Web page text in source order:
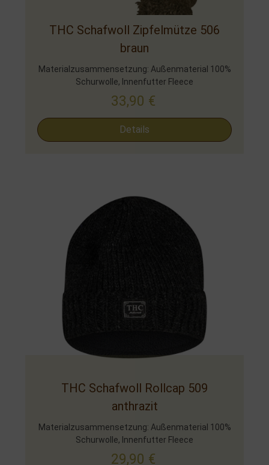
THC Schafwoll Zipfelmütze 506
braun
Materialzusammensetzung: Außenmaterial 100%
Schurwolle, Innenfutter Fleece
33,90 €
Details
THC Schafwoll Rollcap 509
anthrazit
Materialzusammensetzung: Außenmaterial 100%
Schurwolle, Innenfutter Fleece
29,90 €